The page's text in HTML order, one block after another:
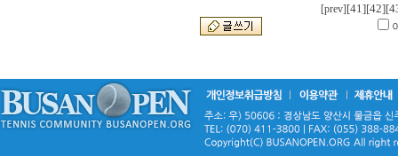
[prev] [41][42]